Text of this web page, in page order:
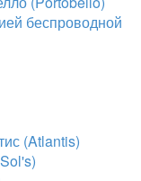
беспроводной
(Atlantis)